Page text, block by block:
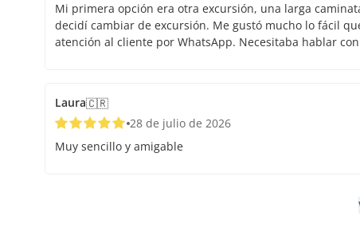
Mi primera opción era otra excursión, una larga
decidí cambiar de excursión. Me gustó mucho lo fácil
atención al cliente por WhatsApp. Necesitaba hablar
Laura🇨🇷
28 de julio de 2026
Muy sencillo y amigable